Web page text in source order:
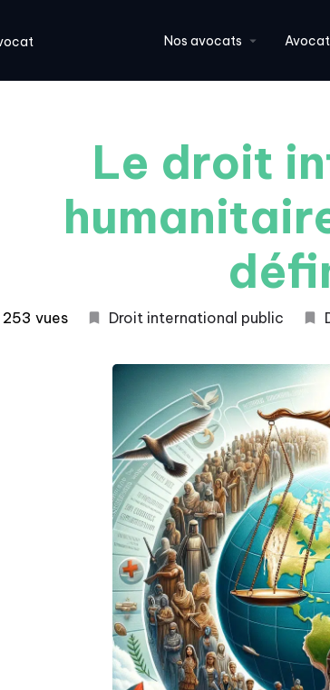
Nos avocats
Le droit
253 vues Droit international public